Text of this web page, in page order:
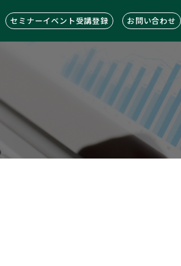
セミナーイベント受講登録 お問い合わせ